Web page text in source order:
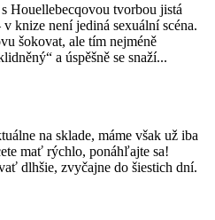
Houellebecqovou tvorbou jistá
knize není jediná sexuální scéna.
šokovat, ale tím nejméně
a úspěšně se snaží...
na sklade, máme však už iba
mať rýchlo, ponáhľajte sa!
dlhšie, zvyčajne do šiestich dní.